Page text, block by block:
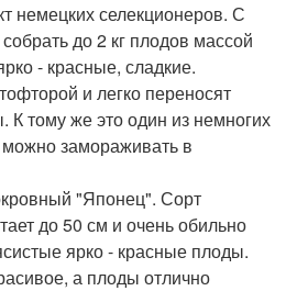
немецких селекционеров. С
до 2 кг плодов массой
- красные, сладкие.
и легко переносят
К тому же это один из немногих
замораживать в
"Японец". Сорт
до 50 см и очень обильно
ярко - красные плоды.
а плоды отлично